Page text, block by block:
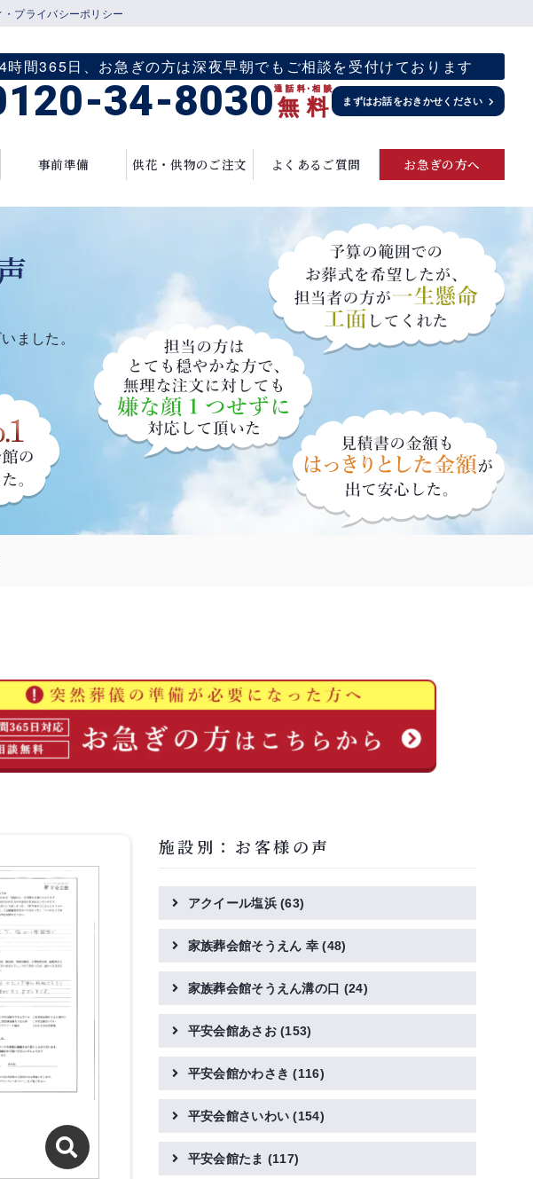
プライバシーポリシー
時間365日、お急ぎの方は深夜早朝でもご相談を受付けております
34-8030通話料・相談
無 料 まずはお話をおきかせください
事前準備 供花・供物のご注文 よくあるご質問 お急ぎの方へ
ました。
施設別：お客様の声
アクイール塩浜(63)
家族葬会館そうえん 幸(48)
家族葬会館そうえん溝の口 (24)
平安会館あさお(153)
平安会館かわさき(116)
平安会館さいわい(154)
平安会館たま (117)